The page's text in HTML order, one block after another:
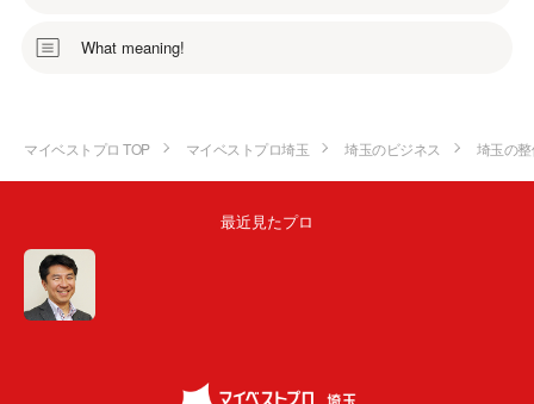
What meaning!
マイベストプロ TOP マイベストプロ埼玉 埼玉のビジネス 埼玉の
最近見たプロ